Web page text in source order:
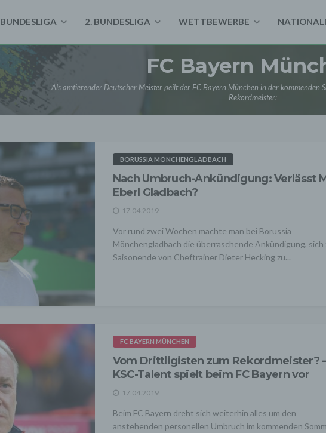
BUNDESLIGA 2. BUNDESLIGA WETTBEWERBE
FC Bayern
Als amtierender Deutscher Meister peilt der FC Bayern München in der kommenden
Rekordmeister:
BORUSSIA MÖNCHENGLADBACH
Nach Umbruch-Ankündigung: Verlässt
Eberl Gladbach?
17.04.2019
Vor rund zwei Wochen machte man bei Borussia
Mönchengladbach die überraschende Ankündigung, sich
Saisonende von Cheftrainer Dieter Hecking zu...
FC BAYERN MÜNCHEN
Vom Drittligisten zum Rekordmeister?
KSC-Talent spielt beim FC Bayern vor
17.04.2019
Beim FC Bayern dreht sich weiterhin alles um den
anstehenden personellen Umbruch im kommenden